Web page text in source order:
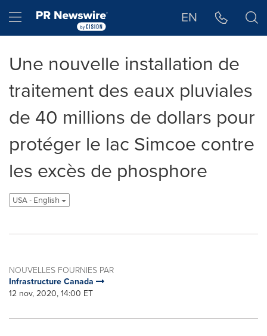
Hamburger menu EN
Une nouvelle installation de
traitement des eaux pluviales
de 40 millions de dollars pour
protéger le lac Simcoe contre
les excès de phosphore
USA - English
NOUVELLES FOURNIES PAR
Infrastructure Canada
12 nov, 2020, 14:00 ET